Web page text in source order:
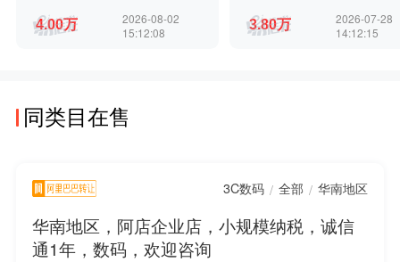
纳税，配合过户，有意滴
2026-08-02
15:12:08
出售
2026-07-28
14:12:15
同类目在售
3C数码 / 全部 / 华南地区
华南地区，阿店企业店，小规模纳税，诚信
通1年，数码，欢迎咨询